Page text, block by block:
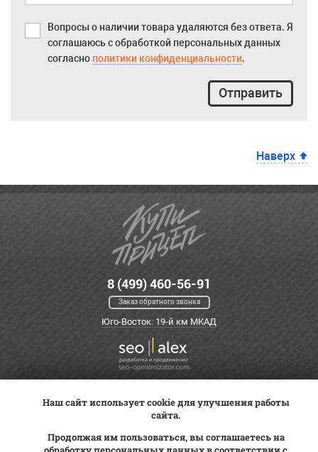
Вопросы о наличии товара удаляются без ответа. Я
соглашаюсь с обработкой персональных данных
согласно политики конфиденциальности.
Отправить
Наверх
8 (499) 460-56-91
Заказ обратного звонка
Юго-Восток: 19-й км МКАД
Постановка на учет
Трейд-ин
Статьи
ВК Видео
Наш сайт использует cookie для улучшения работы
сайта.
Продолжая им пользоваться, вы соглашаетесь на